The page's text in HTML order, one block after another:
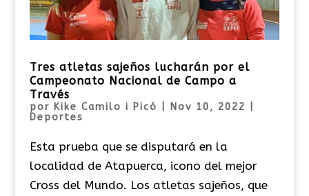
Tres atletas sajeños lucharán por el
Campeonato Nacional de Campo a
Través
por Kike Camilo i Picó Nov 10, 2022
Deportes
Esta prueba que se disputará en la
localidad de Atapuerca, icono del mejor
Cross del Mundo. Los atletas sajeños, que